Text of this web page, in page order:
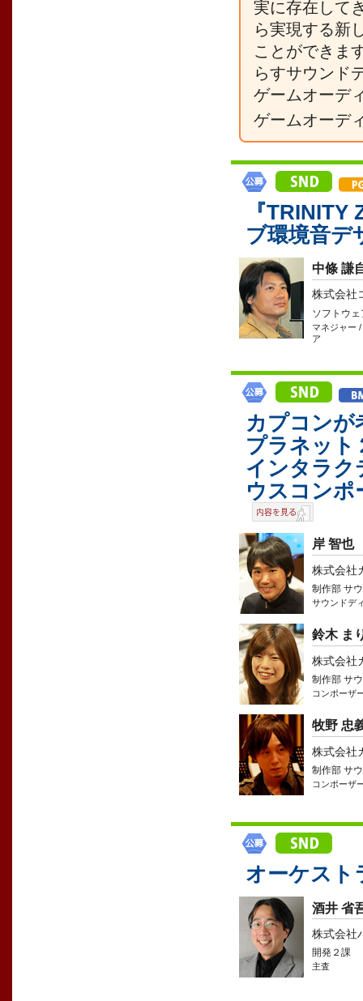
実に存在して
ら実現する新
ことができま
らすサウンド
ゲームオーデ
ゲームオーデ
『
ブ環境音デ
中條 謙
株式会社
ソフトウ
マネジャー
ア
カプコンが
プラネット
インタラク
ウスコンポ
岸 智也
株式会社
制作部 サ
サウンドデ
鈴木 ま
株式会社
制作部 サ
コンポーザ
牧野 忠
株式会社
制作部 サ
コンポーザ
オーケスト
酒井 省
株式会社
開発２課
主査